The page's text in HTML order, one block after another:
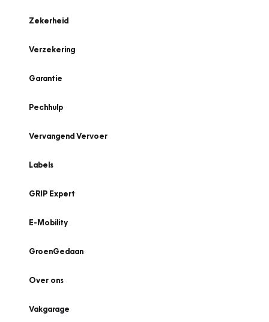
Zekerheid
Verzekering
Garantie
Pechhulp
Vervangend Vervoer
Labels
GRIP Expert
E-Mobility
GroenGedaan
Over ons
Vakgarage